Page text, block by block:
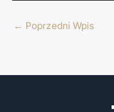
← Poprzedni Wpis